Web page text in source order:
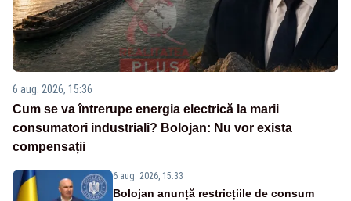
6 aug. 2026, 15:36
Cum se va întrerupe energia electrică la marii
consumatori industriali? Bolojan: Nu vor exista
compensații
6 aug. 2026, 15:33
Bolojan anunță restricțiile de consum